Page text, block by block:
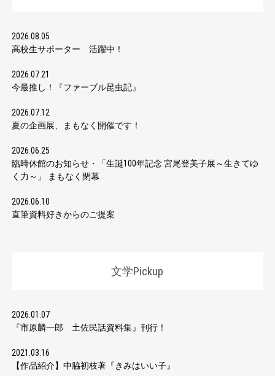
2026.08.05
高校生サポーター 活躍中！
2026.07.21
今最推し！『ファーブル昆虫記』
2026.07.12
夏の企画展、まもなく開催です！
2026.06.25
臨時休館のお知らせ・「生誕100年記念 宮尾登美子展～生きてゆ
く力～」 まもなく閉幕
2026.06.10
直筆資料好きからのご提案
文学Pickup
2026.01.07
『市原麟一郎 土佐民話資料集』刊行！
2021.03.16
【作品紹介】中脇初枝著『きみはいい子』